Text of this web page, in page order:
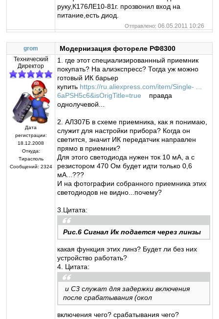
руку,К176ЛЕ10-81г. прозвонил вход на
питание,есть диод.
Отправлено: 06.05.2011 10:26
grom Модернизация фотореле РФ8300
Технический
Директор
Дата
регистрации:
18.12.2008
Откуда:
Тирасполь
Сообщений: 2324
1. где этот специализированнный приемник
покупать? На алиэкспресс? Тогда уж можно
готовый ИК барьер
купить https://ru.aliexpress.com/item/Single- ...
6aPSH5c6&isOrigTitle=true правда
однолучевой...
2. АЛ307Б в схеме приемника, как я понимаю,
служит для настройки прибора? Когда он
светится, значит ИК передатчик направлен
прямо в приемник?
Для этого светодиода нужен ток 10 мА, а с
резистором 470 Ом будет идти только 0,6
мА...???
И на фотографии собранного приемника этих
светодиодов не видно...почему?
3.Цитата:
Рис.6 Сигнал Ик подается через линзы
какая функция этих линз? Будет ли без них
устройство работать?
4. Цитата:
и С3 служат для задержки включения
после срабатывания (окол
включения чего? срабатывания чего?